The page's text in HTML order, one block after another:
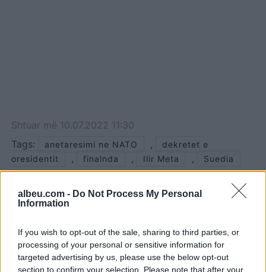
albeu.com - Do Not Process My Personal
Information
If you wish to opt-out of the sale, sharing to third parties, or
processing of your personal or sensitive information for
targeted advertising by us, please use the below opt-out
section to confirm your selection. Please note that after your
Shtuar më 10.07.2022 11:30
Tags:
anetaresimi ne NATO ,
dekretet e
oresidentit
, finalnda , Ilir Meta , Suedia